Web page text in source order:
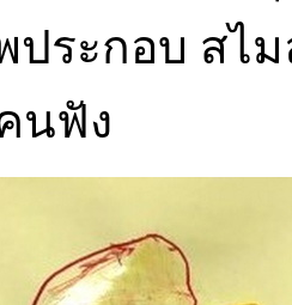
ประกอบ สไ
นฟัง